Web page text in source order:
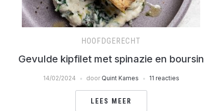
HOOFDGERECHT
Gevulde kipfilet met spinazie en boursin
14/02/2024 door Quint Kames 11 reacties
LEES MEER